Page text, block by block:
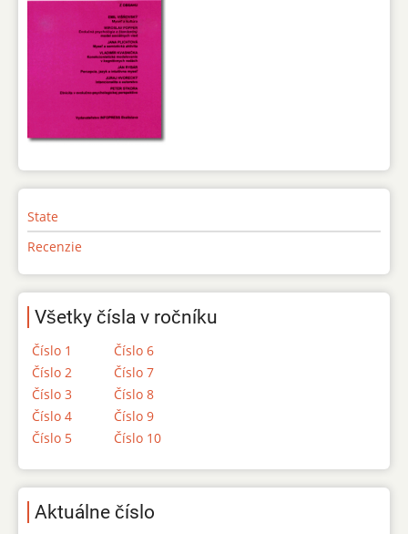
State
Recenzie
Všetky čísla v ročníku
Číslo 1
Číslo 2
Číslo 3
Číslo 4
Číslo 5
Číslo 6
Číslo 7
Číslo 8
Číslo 9
Číslo 10
Aktuálne číslo